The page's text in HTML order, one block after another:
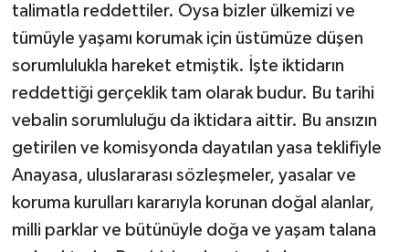
talimatla reddettiler. Oysa bizler ülkemizi ve
tümüyle yaşamı korumak için üstümüze düşen
sorumlulukla hareket etmiştik. İşte iktidarın
reddettiği gerçeklik tam olarak budur. Bu tarihi
vebalin sorumluluğu da iktidara aittir. Bu ansızın
getirilen ve komisyonda dayatılan yasa teklifiyle
Anayasa, uluslararası sözleşmeler, yasalar ve
koruma kurulları kararıyla korunan doğal alanlar,
milli parklar ve bütünüyle doğa ve yaşam talana